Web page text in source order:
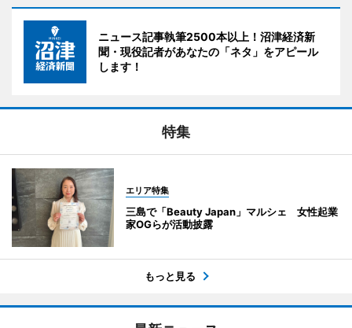
ニュース記事執筆2500本以上！沼津経済新
聞・現役記者があなたの「ネタ」をアピール
します！
特集
エリア特集
三島で「Beauty Japan」マルシェ 女性起業
家OGらが活動披露
もっと見る